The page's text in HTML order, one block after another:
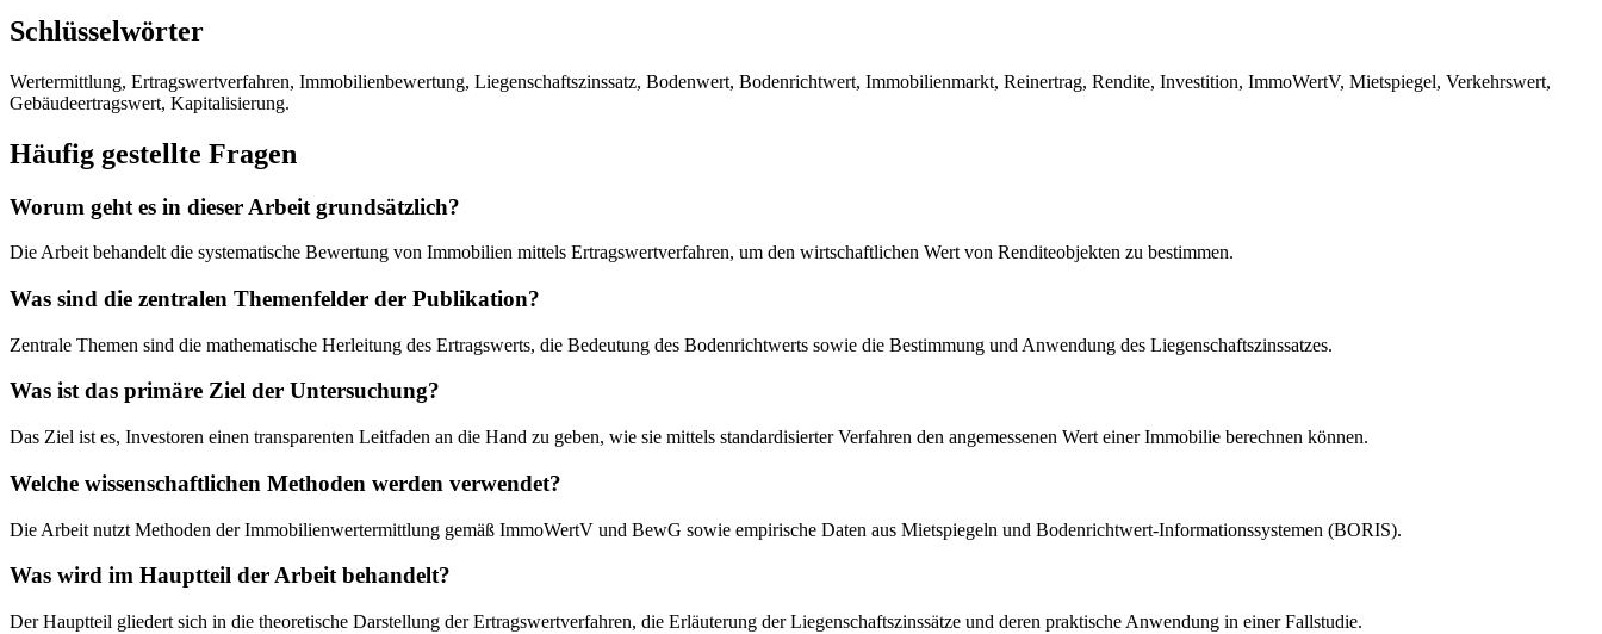
Schlüsselwörter
Wertermittlung, Ertragswertverfahren, Immobilienbewertung, Liegenschaftszinssatz, Bodenwert, Bodenrichtwert, Immobilienmarkt, Reinertrag, Rendite, Investition, ImmoWertV, Mietspiegel, Verkehrswert,
Gebäudeertragswert, Kapitalisierung.
Häufig gestellte Fragen
Worum geht es in dieser Arbeit grundsätzlich?
Die Arbeit behandelt die systematische Bewertung von Immobilien mittels Ertragswertverfahren, um den wirtschaftlichen Wert von Renditeobjekten zu bestimmen.
Was sind die zentralen Themenfelder der Publikation?
Zentrale Themen sind die mathematische Herleitung des Ertragswerts, die Bedeutung des Bodenrichtwerts sowie die Bestimmung und Anwendung des Liegenschaftszinssatzes.
Was ist das primäre Ziel der Untersuchung?
Das Ziel ist es, Investoren einen transparenten Leitfaden an die Hand zu geben, wie sie mittels standardisierter Verfahren den angemessenen Wert einer Immobilie berechnen können.
Welche wissenschaftlichen Methoden werden verwendet?
Die Arbeit nutzt Methoden der Immobilienwertermittlung gemäß ImmoWertV und BewG sowie empirische Daten aus Mietspiegeln und Bodenrichtwert-Informationssystemen (BORIS).
Was wird im Hauptteil der Arbeit behandelt?
Der Hauptteil gliedert sich in die theoretische Darstellung der Ertragswertverfahren, die Erläuterung der Liegenschaftszinssätze und deren praktische Anwendung in einer Fallstudie.